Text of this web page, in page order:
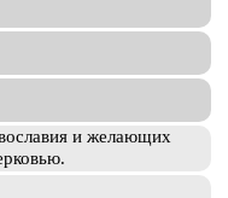
и желающих